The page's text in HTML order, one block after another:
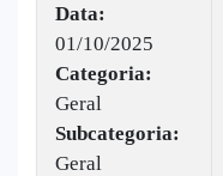
Data:
01/10/2025
Categoria:
Geral
Subcategoria:
Geral